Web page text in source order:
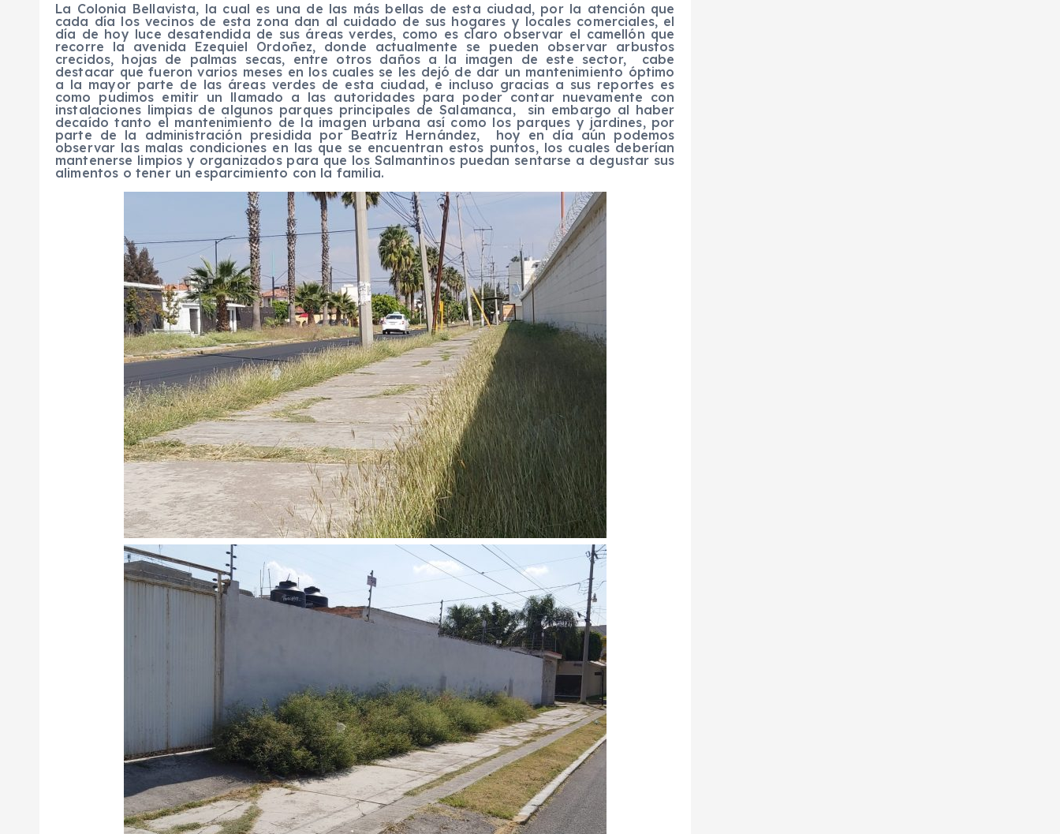
La Colonia Bellavista, la cual es una de las más bellas de esta ciudad, por la atención que
cada día los vecinos de esta zona dan al cuidado de sus hogares y locales comerciales, el
día de hoy luce desatendida de sus áreas verdes, como es claro observar el camellón que
recorre la avenida Ezequiel Ordoñez, donde actualmente se pueden observar arbustos
crecidos, hojas de palmas secas, entre otros daños a la imagen de este sector, cabe
destacar que fueron varios meses en los cuales se les dejó de dar un mantenimiento óptimo
a la mayor parte de las áreas verdes de esta ciudad, e incluso gracias a sus reportes es
como pudimos emitir un llamado a las autoridades para poder contar nuevamente con
instalaciones limpias de algunos parques principales de Salamanca, sin embargo al haber
decaído tanto el mantenimiento de la imagen urbana así como los parques y jardines, por
parte de la administración presidida por Beatríz Hernández, hoy en día aún podemos
observar las malas condiciones en las que se encuentran estos puntos, los cuales deberían
mantenerse limpios y organizados para que los Salmantinos puedan sentarse a degustar sus
alimentos o tener un esparcimiento con la familia.